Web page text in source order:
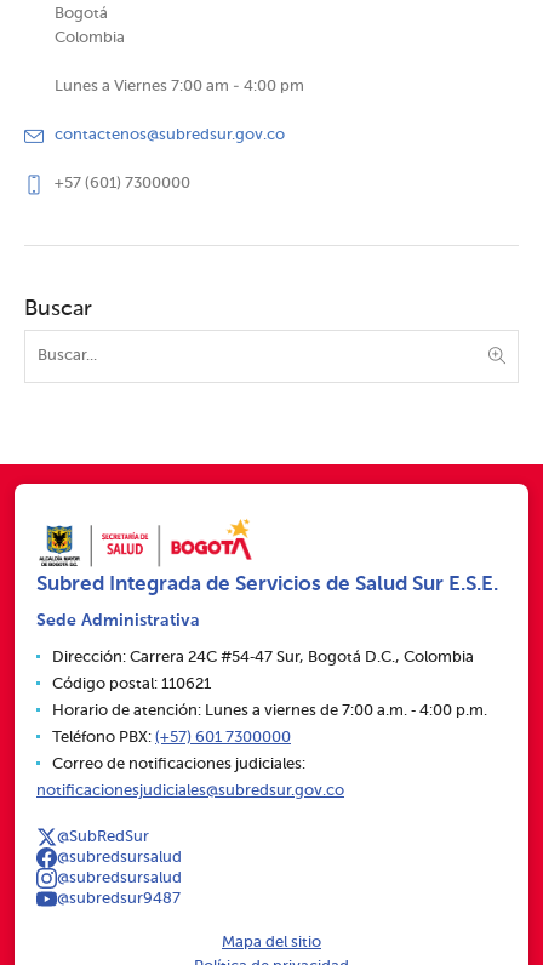
Bogotá
Colombia
Lunes a Viernes 7:00 am - 4:00 pm
contactenos@subredsur.gov.co
+57 (601) 7300000
Buscar
Subred Integrada de Servicios de Salud Sur E.S.E.
Sede Administrativa
Dirección: Carrera 24C #54‑47 Sur, Bogotá D.C., Colombia
Código postal: 110621
Horario de atención: Lunes a viernes de 7:00 a.m. ‑ 4:00 p.m.
Teléfono PBX: (+57) 601 7300000
Correo de notificaciones judiciales:
notificacionesjudiciales@subredsur.gov.co
@SubRedSur
@subredsursalud
@subredsursalud
@subredsur9487
Mapa del sitio